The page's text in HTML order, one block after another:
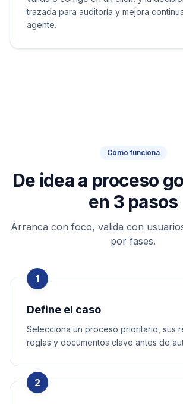
trazada para auditoría y mejora
agente.
Cómo funciona
De idea a proceso
en 3 pasos
Arranca con foco, valida con
por fases.
1
Define el caso
Selecciona un proceso prioritario, sus
reglas y documentos clave antes de
2